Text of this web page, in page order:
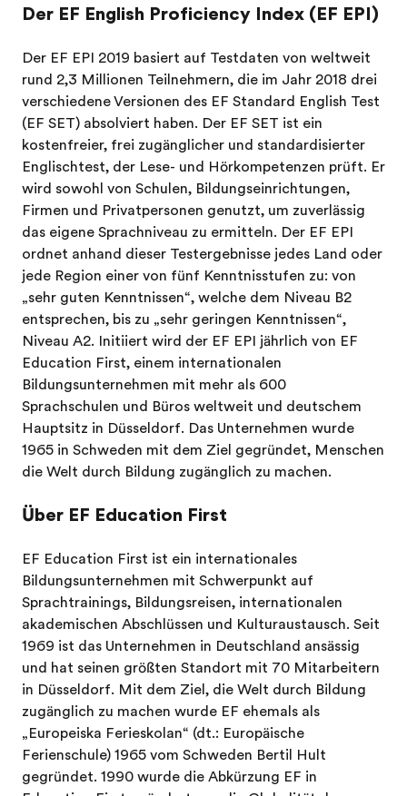
Der EF English Proficiency Index (EF EPI)
Der EF EPI 2019 basiert auf Testdaten von weltweit
rund 2,3 Millionen Teilnehmern, die im Jahr 2018 drei
verschiedene Versionen des EF Standard English Test
(EF SET) absolviert haben. Der EF SET ist ein
kostenfreier, frei zugänglicher und standardisierter
Englischtest, der Lese- und Hörkompetenzen prüft. Er
wird sowohl von Schulen, Bildungseinrichtungen,
Firmen und Privatpersonen genutzt, um zuverlässig
das eigene Sprachniveau zu ermitteln. Der EF EPI
ordnet anhand dieser Testergebnisse jedes Land oder
jede Region einer von fünf Kenntnisstufen zu: von
„sehr guten Kenntnissen“, welche dem Niveau B2
entsprechen, bis zu „sehr geringen Kenntnissen“,
Niveau A2. Initiiert wird der EF EPI jährlich von EF
Education First, einem internationalen
Bildungsunternehmen mit mehr als 600
Sprachschulen und Büros weltweit und deutschem
Hauptsitz in Düsseldorf. Das Unternehmen wurde
1965 in Schweden mit dem Ziel gegründet, Menschen
die Welt durch Bildung zugänglich zu machen.
Über EF Education First
EF Education First ist ein internationales
Bildungsunternehmen mit Schwerpunkt auf
Sprachtrainings, Bildungsreisen, internationalen
akademischen Abschlüssen und Kulturaustausch. Seit
1969 ist das Unternehmen in Deutschland ansässig
und hat seinen größten Standort mit 70 Mitarbeitern
in Düsseldorf. Mit dem Ziel, die Welt durch Bildung
zugänglich zu machen wurde EF ehemals als
„Europeiska Ferieskolan“ (dt.: Europäische
Ferienschule) 1965 vom Schweden Bertil Hult
gegründet. 1990 wurde die Abkürzung EF in